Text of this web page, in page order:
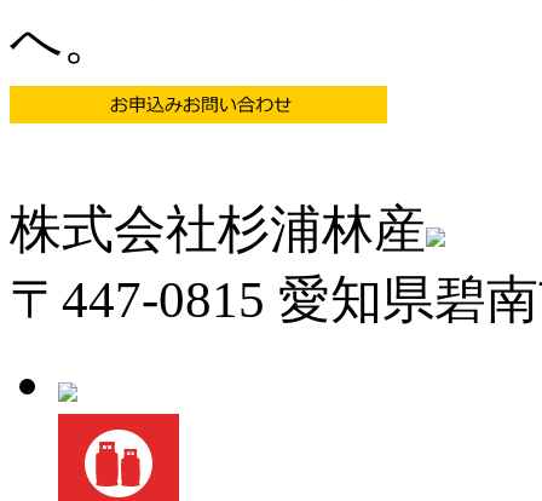
へ。
株式会社杉浦林産
〒447-0815 愛知県碧